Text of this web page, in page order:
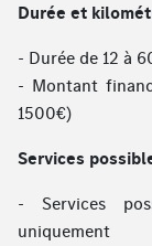
Durée et
- Durée de 12 à
- Montant
1500€)
Services
- Services
uniquement